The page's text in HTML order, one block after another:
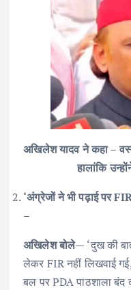
अखिलेश यादव ने कहा –
हालांकि
‘अंग्रेजों ने भी पढ़ाई पर
–
अखिलेश बोले— ‘दुख की
लेकर FIR नहीं लिखवाई
बल पर PDA पाठशाला